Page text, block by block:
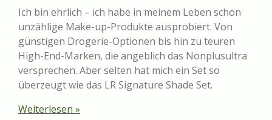
Ich bin ehrlich – ich habe in meinem Leben schon
unzählige Make-up-Produkte ausprobiert. Von
günstigen Drogerie-Optionen bis hin zu teuren
High-End-Marken, die angeblich das Nonplusultra
versprechen. Aber selten hat mich ein Set so
überzeugt wie das LR Signature Shade Set.
Weiterlesen »